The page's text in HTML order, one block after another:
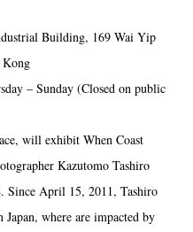
Documents Contact About Shop
Building, 169 Wai Yip
– Sunday (Closed on public
will exhibit When Coast
Kazutomo Tashiro
Since April 15, 2011, Tashiro
where are impacted by